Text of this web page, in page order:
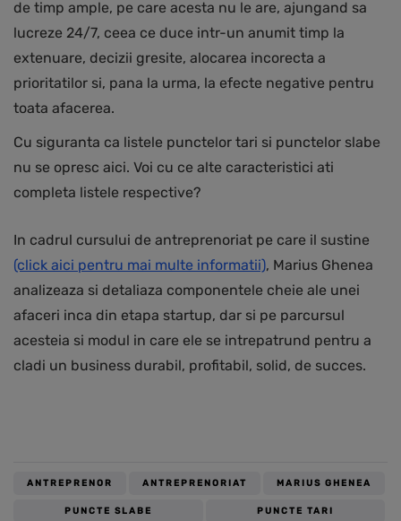
de timp ample, pe care acesta nu le are, ajungand sa
lucreze 24/7, ceea ce duce intr-un anumit timp la
extenuare, decizii gresite, alocarea incorecta a
prioritatilor si, pana la urma, la efecte negative pentru
toata afacerea.
Cu siguranta ca listele punctelor tari si punctelor slabe
nu se opresc aici. Voi cu ce alte caracteristici ati
completa listele respective?
In cadrul cursului de antreprenoriat pe care il sustine
(click aici pentru mai multe informatii), Marius Ghenea
analizeaza si detaliaza componentele cheie ale unei
afaceri inca din etapa startup, dar si pe parcursul
acesteia si modul in care ele se intrepatrund pentru a
cladi un business durabil, profitabil, solid, de succes.
ANTREPRENOR ANTREPRENORIAT MARIUS GHENEA
PUNCTE SLABE PUNCTE TARI